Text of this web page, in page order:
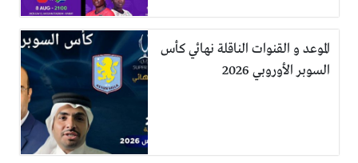
الموعد و القنوات الناقلة نهائي كأس
السوبر الأوروبي 2026